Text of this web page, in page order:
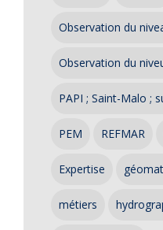
Observation du
Observation du
PAPI ; Saint-Malo ;
PEM REFMAR
Expertise
métiers